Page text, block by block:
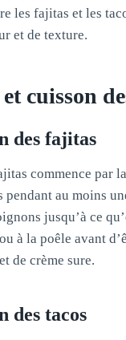
les fajitas et les
et de texture.
cuisson
des fajitas
commence par
pendant au moins
jusqu’à ce
à la poêle avant
de crème sure.
des tacos